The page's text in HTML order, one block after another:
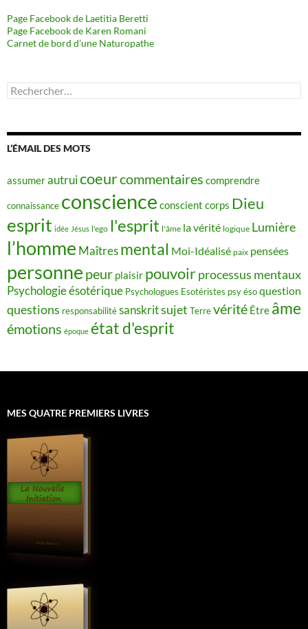
Page Facebook de Laetitia Beretti
Page Facebook de Karen Romani
Carnet de bord d’une Naturopathe
Rechercher :
L’ÉMAIL DES MOTS
assumerautruicoeurcommentaires comprendre
connaissance conscience conscient corps Dieu
esprit idée Jésus l'ego l'esprit l'âme la vérité logique Lumière
l’homme Maîtres mental Moi-Idéalisé paix pensées
personne peur plaisir pouvoirprocessus mentaux
Psychologie ésotérique Psychologues Esotéristes psy ésoquestion
questions responsabilitésanskritsujet Terrevérité Être âme
émotions époque état d'esprit
MES QUATRE PREMIERS LIVRES